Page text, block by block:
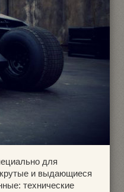
для
и выдающиеся
технические